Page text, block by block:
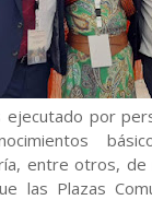
por
entre otros, de
las Plazas